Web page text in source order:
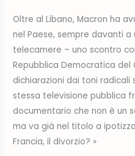
Oltre al Libano, Macron ha
nel Paese, sempre davanti
telecamere – uno scontro
Repubblica Democratica del
dichiarazioni dai toni radicali
stessa televisione pubblica
documentario che non è un
ma va già nel titolo a
Francia, il divorzio? »